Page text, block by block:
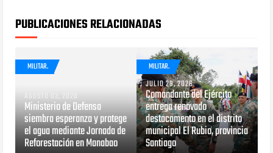
PUBLICACIONES RELACIONADAS
MILITAR.
AGOSTO 03, 2026
Ministerio de Defensa
siembra esperanza y protege
el agua mediante Jornada de
Reforestación en Manabao
MILITAR.
JULIO 29, 2026
Comandante del Ejército
entrega renovado
destacamento en el distrito
municipal El Rubio, provincia
Santiago